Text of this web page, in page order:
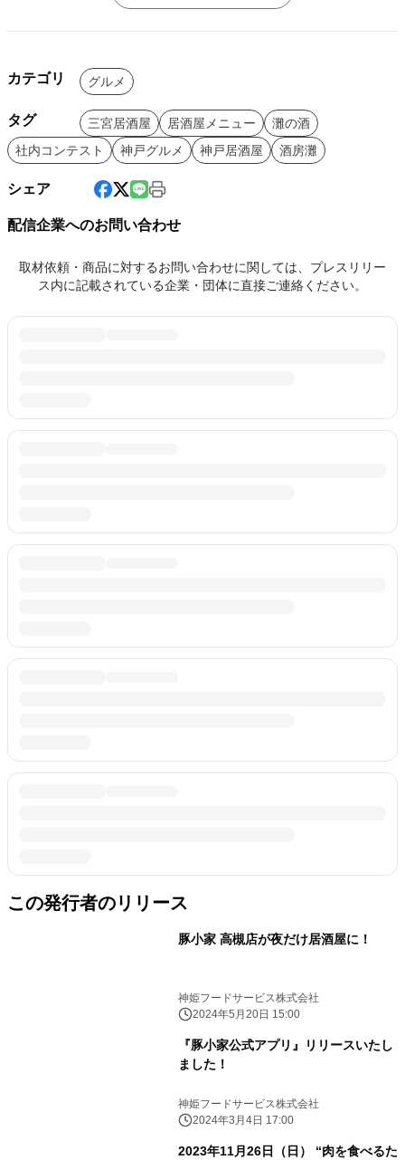
カテゴリ グルメ
タグ 三宮居酒屋 居酒屋メニュー
灘の酒
社内コンテスト
神戸グルメ 神戸居酒屋 酒房灘
シェア
配信企業へのお問い合わせ
取材依頼・商品に対するお問い合わせに関しては、プレスリリー
ス内に記載されている企業・団体に直接ご連絡ください。
この発行者のリリース
豚小家 高槻店が夜だけ居酒屋に！
神姫フードサービス株式会社
2024年5月20日 15:00
『豚小家公式アプリ』リリースいたし
ました！
神姫フードサービス株式会社
2024年3月4日 17:00
2023年11月26日（日） “肉を食べるた